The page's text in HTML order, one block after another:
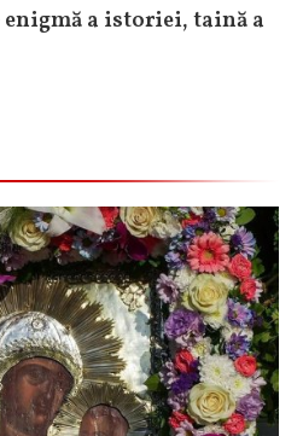
a istoriei, taină a